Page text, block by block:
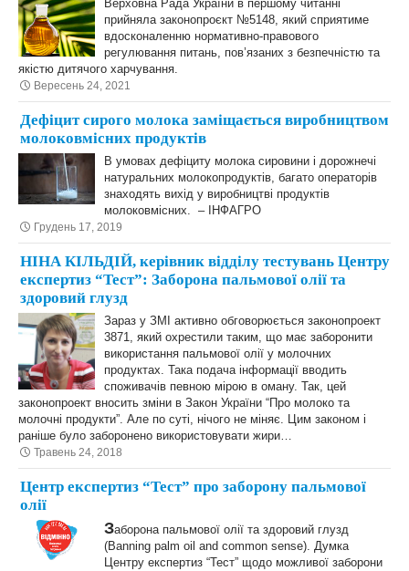
Верховна Рада України в першому читанні
прийняла законопроєкт №5148, який сприятиме
вдосконаленню нормативно-правового
регулювання питань, пов’язаних з безпечністю та
якістю дитячого харчування.
Вересень 24, 2021
Дефіцит сирого молока заміщається виробництвом
молоковмісних продуктів
В умовах дефіциту молока сировини і дорожнечі
натуральних молокопродуктів, багато операторів
знаходять вихід у виробництві продуктів
молоковмісних. – ІНФАГРО
Грудень 17, 2019
НІНА КІЛЬДІЙ, керівник відділу тестувань Центру
експертиз “Тест”: Заборона пальмової олії та
здоровий глузд
Зараз у ЗМІ активно обговорюється законопроект
3871, який охрестили таким, що має заборонити
використання пальмової олії у молочних
продуктах. Така подача інформації вводить
споживачів певною мірою в оману. Так, цей
законопроект вносить зміни в Закон України “Про молоко та
молочні продукти”. Але по суті, нічого не міняє. Цим законом і
раніше було заборонено використовувати жири…
Травень 24, 2018
Центр експертиз “Тест” про заборону пальмової
олії
Заборона пальмової олії та здоровий глузд
(Banning palm oil and common sense). Думка
Центру експертиз “Тест” щодо можливої заборони